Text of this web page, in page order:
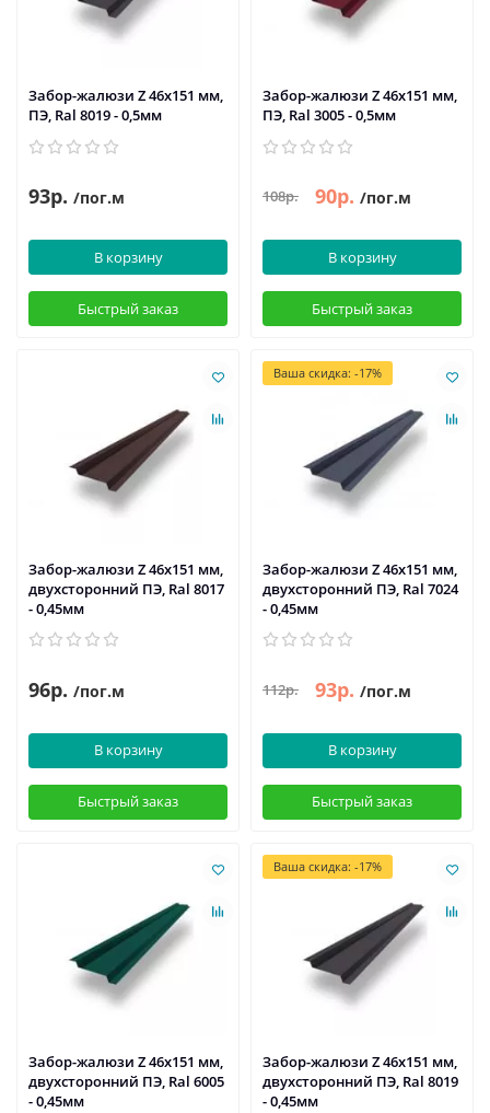
Забор-жалюзи Z 46х151 мм,
ПЭ, Ral 8019 - 0,5мм
93р. /пог.м
В корзину
Быстрый заказ
Забор-жалюзи Z 46х151 мм,
ПЭ, Ral 3005 - 0,5мм
108р. 90р. /пог.м
В корзину
Быстрый заказ
Забор-жалюзи Z 46х151 мм,
двухсторонний ПЭ, Ral 8017
- 0,45мм
96р. /пог.м
В корзину
Быстрый заказ
Ваша скидка: -17%
Забор-жалюзи Z 46х151 мм,
двухсторонний ПЭ, Ral 7024
- 0,45мм
112р. 93р. /пог.м
В корзину
Быстрый заказ
Забор-жалюзи Z 46х151 мм,
двухсторонний ПЭ, Ral 6005
- 0,45мм
Ваша скидка: -17%
Забор-жалюзи Z 46х151 мм,
двухсторонний ПЭ, Ral 8019
- 0,45мм